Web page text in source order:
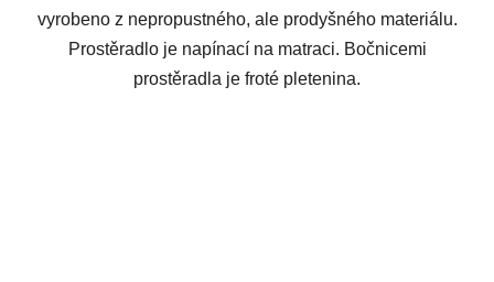
vyrobeno z nepropustného, ale prodyšného materiálu.
Prostěradlo je napínací na matraci. Bočnicemi
prostěradla je froté pletenina.